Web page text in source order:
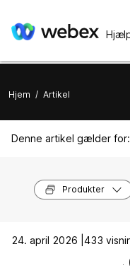
Hjem / Artikel
Denne artikel gælder for:
Produkter
24. april 2026 | 433